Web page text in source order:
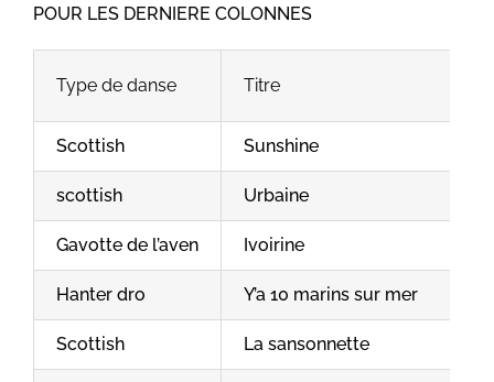
POUR LES DERNIERE COLONNES
Type de danse Titre
Scottish Sunshine
scottish Urbaine
Gavotte de l’aven Ivoirine
Hanter dro Y’a 10 marins sur mer
Scottish La sansonnette